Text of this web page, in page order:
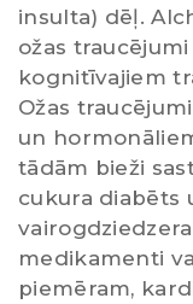
insulta) dēļ.
ožas
kognitīvajiem
Ožas
un
tādām bieži
cukura diabēts
medikamenti
piemēram,